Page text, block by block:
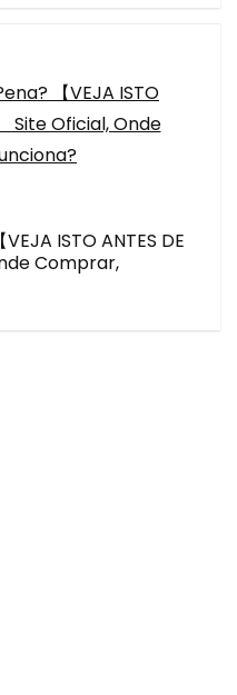
ISTO ANTES DE
Comprar,